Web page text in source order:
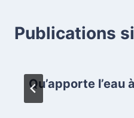
Publications
Qu’apporte l’eau